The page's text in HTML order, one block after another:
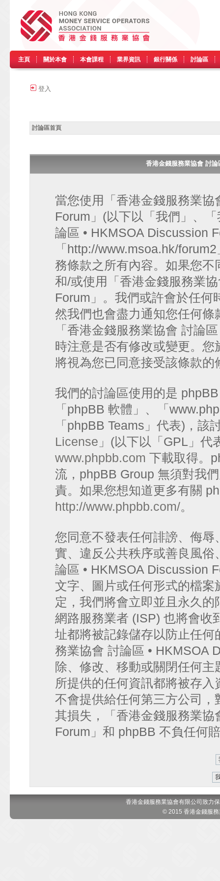
主頁 關於本會 本會課程 業界資訊 銀行關係 討論區
登入
討論區首頁
香港金錢服務業協會 討
當您使用「香港金錢服務業
Forum」(以下以「我們」、
論區 • HKMSOA Discussion
「http://www.msoa.hk/
務條款之所有內容。如果您
和/或使用「香港金錢服務業
Forum」。我們或許會於任何
然我們也會盡力通知您任何
「香港金錢服務業協會 討論
時注意是否有修改或變更。
將視為您已同意接受該條款的
我們的討論區使用的是
「phpBB 軟體」、「
「phpBB Teams」代表)，該
License 」(以下以「GPL」代
www.phpbb.com 下載取得。
流，phpBB Group 無須對我
責。如果您想知道更多有關
http://www.phpbb.com/。
您同意不發表任何誹謗、侮
實、違反公共秩序或善良風
論區 • HKMSOA Discussion
文字、圖片或任何形式的檔
定，我們將會立即並且永久
網路服務業者 (ISP) 也將會收
址都將被記錄儲存以防止任
務業協會 討論區 • HKMSOA
除、修改、移動或關閉任何
所提供的任何資訊都將被存
不會提供給任何第三方公司
其損失，「香港金錢服務業
Forum」和 phpBB 不負任何
香港金錢服務業協會有限公司致力
© 2015 香港金錢服